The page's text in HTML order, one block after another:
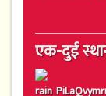
एक-दुई